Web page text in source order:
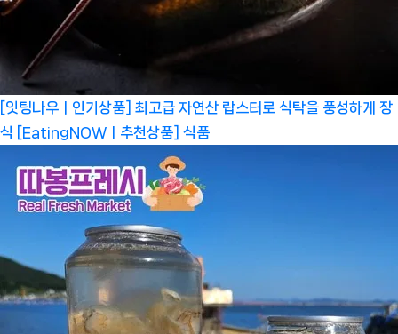
[잇팅나우ㅣ인기상품] 최고급 자연산 랍스터로 식탁을 풍성하게 장
식 [EatingNOWㅣ추천상품] 식품